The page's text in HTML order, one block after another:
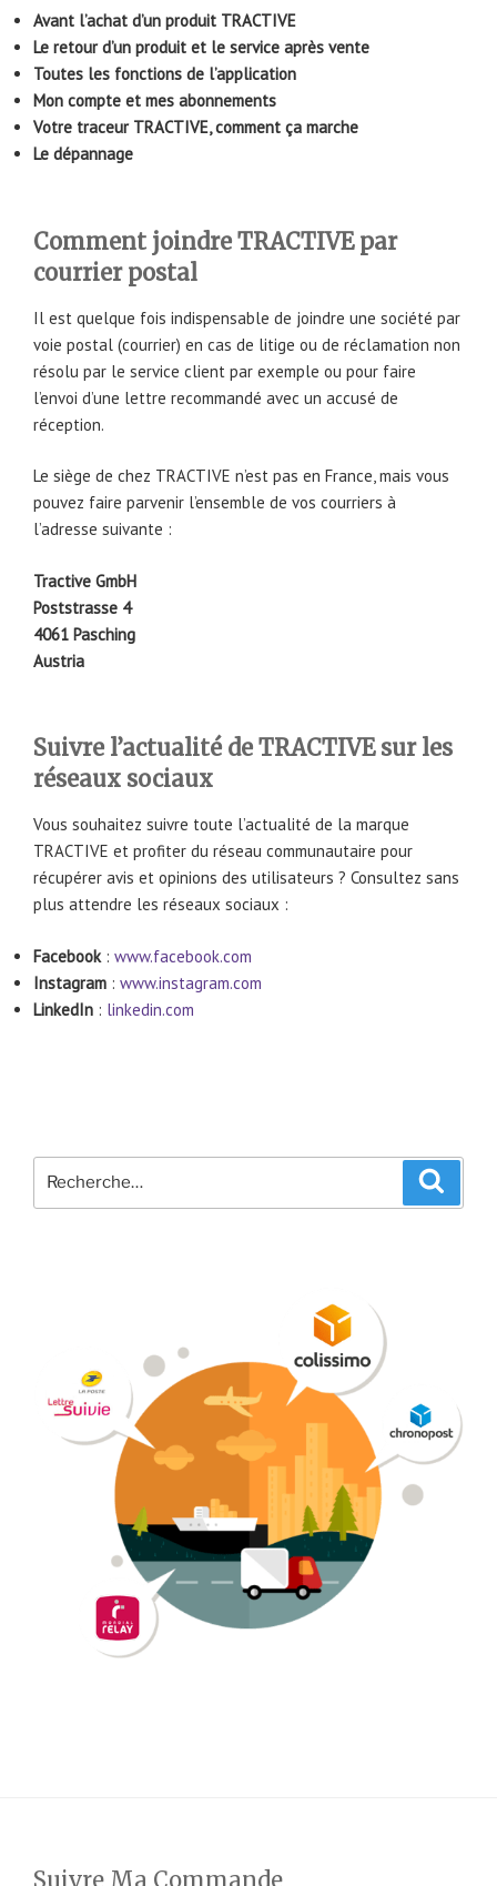
Avant l’achat d’un produit TRACTIVE
Le retour d’un produit et le service après vente
Toutes les fonctions de l’application
Mon compte et mes abonnements
Votre traceur TRACTIVE, comment ça marche
Le dépannage
Comment joindre TRACTIVE par
courrier postal
Il est quelque fois indispensable de joindre une société par
voie postal (courrier) en cas de litige ou de réclamation non
résolu par le service client par exemple ou pour faire
l’envoi d’une lettre recommandé avec un accusé de
réception.
Le siège de chez TRACTIVE n’est pas en France, mais vous
pouvez faire parvenir l’ensemble de vos courriers à
l’adresse suivante :
Tractive GmbH
Poststrasse 4
4061 Pasching
Austria
Suivre l’actualité de TRACTIVE sur les
réseaux sociaux
Vous souhaitez suivre toute l’actualité de la marque
TRACTIVE et profiter du réseau communautaire pour
récupérer avis et opinions des utilisateurs ? Consultez sans
plus attendre les réseaux sociaux :
Facebook : www.facebook.com
Instagram : www.instagram.com
LinkedIn : linkedin.com
pour
Suivre Ma Commande